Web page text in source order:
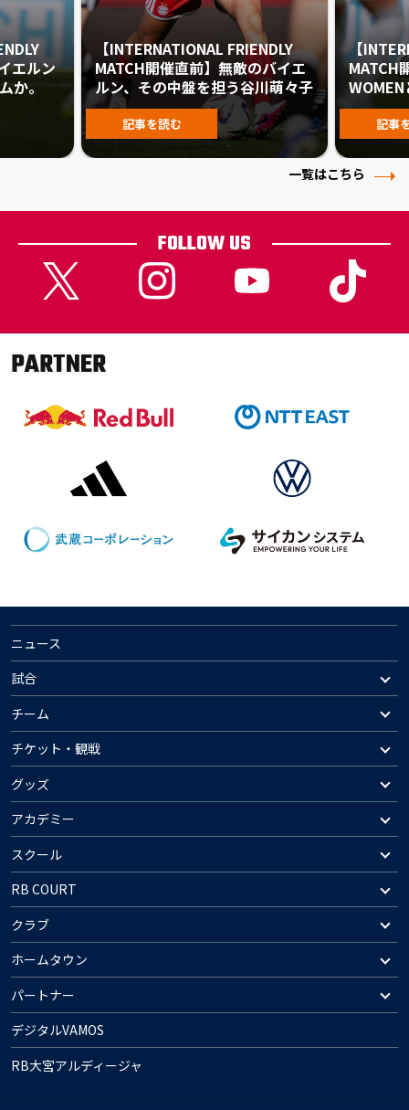
エルン
か。
【INTERNATIONAL FRIENDLY
MATCH開催直前】無敵のバイエ
ルン、その中盤を担う谷川萌々子
記事を読む
【
MATCH
記事
一覧はこちら
FOLLOW US
PARTNER
ニュース
試合
チーム
チケット・観戦
グッズ
アカデミー
スクール
RB COURT
クラブ
ホームタウン
パートナー
デジタルVAMOS
RB大宮アルディージャ